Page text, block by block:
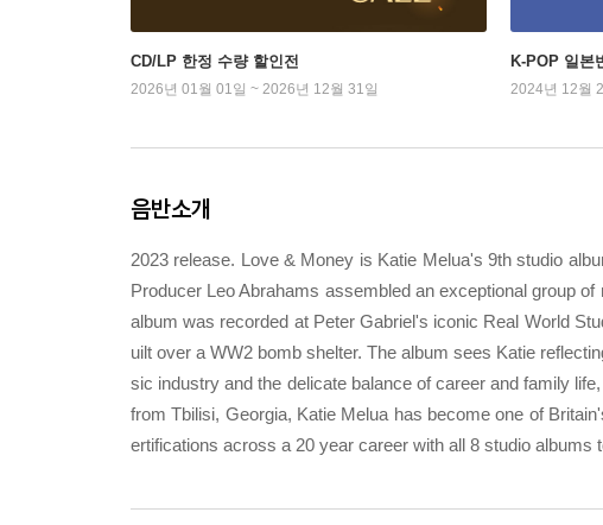
CD/LP 한정 수량 할인전
2026년 01월 01일 ~ 2026년 12월 31일
K-POP 일본
2024년 12월
음반소개
2023 release. Love & Money is Katie Melua's 9th studio
Producer Leo Abrahams assembled an exceptional group
album was recorded at Peter Gabriel's iconic Real World
uilt over a WW2 bomb shelter. The album sees Katie
sic industry and the delicate balance of career and family
from Tbilisi, Georgia, Katie Melua has become one of
ertifications across a 20 year career with all 8 studio albums